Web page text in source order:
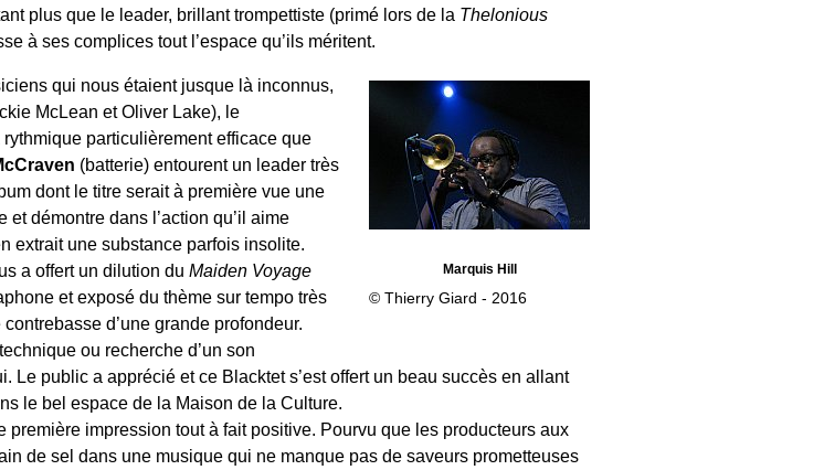
plus que le leader, brillant trompettiste (primé lors de la Thelonious
à ses complices tout l’espace qu’ils méritent.
Marquis Hill
© Thierry Giard - 2016
qui nous étaient jusque là inconnus,
McLean et Oliver Lake), le
particulièrement efficace que
(batterie) entourent un leader très
dont le titre serait à première vue une
démontre dans l’action qu’il aime
extrait une substance parfois insolite.
a offert un dilution du Maiden Voyage
et exposé du thème sur tempo très
d’une grande profondeur.
ou recherche d’un son
Le public a apprécié et ce Blacktet s’est offert un beau succès en allant
le bel espace de la Maison de la Culture.
impression tout à fait positive. Pourvu que les producteurs aux
de sel dans une musique qui ne manque pas de saveurs prometteuses